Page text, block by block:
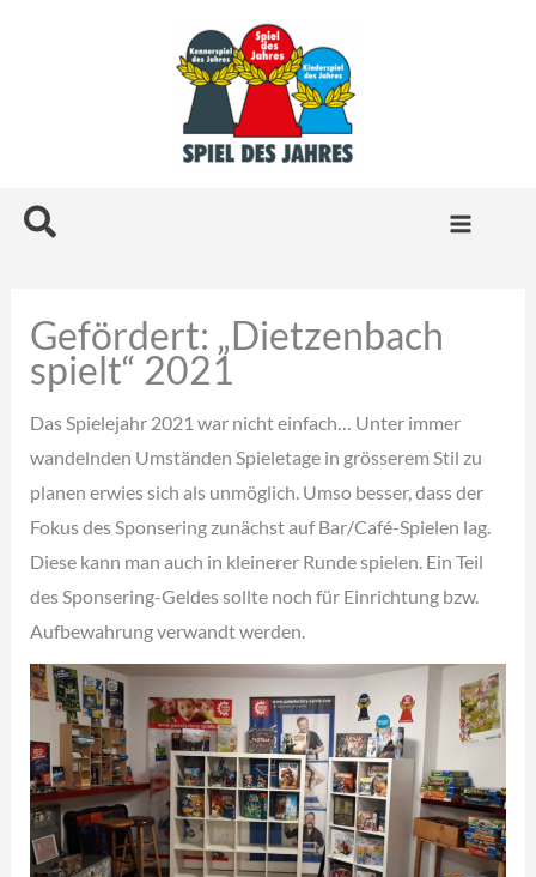
Suchen
Gefördert: „Dietzenbach
spielt“ 2021
Das Spielejahr 2021 war nicht einfach… Unter immer
wandelnden Umständen Spieletage in grösserem Stil zu
planen erwies sich als unmöglich. Umso besser, dass der
Fokus des Sponsering zunächst auf Bar/Café-Spielen lag.
Diese kann man auch in kleinerer Runde spielen. Ein Teil
des Sponsering-Geldes sollte noch für Einrichtung bzw.
Aufbewahrung verwandt werden.